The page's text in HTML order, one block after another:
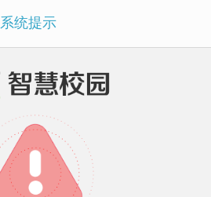
系统提示